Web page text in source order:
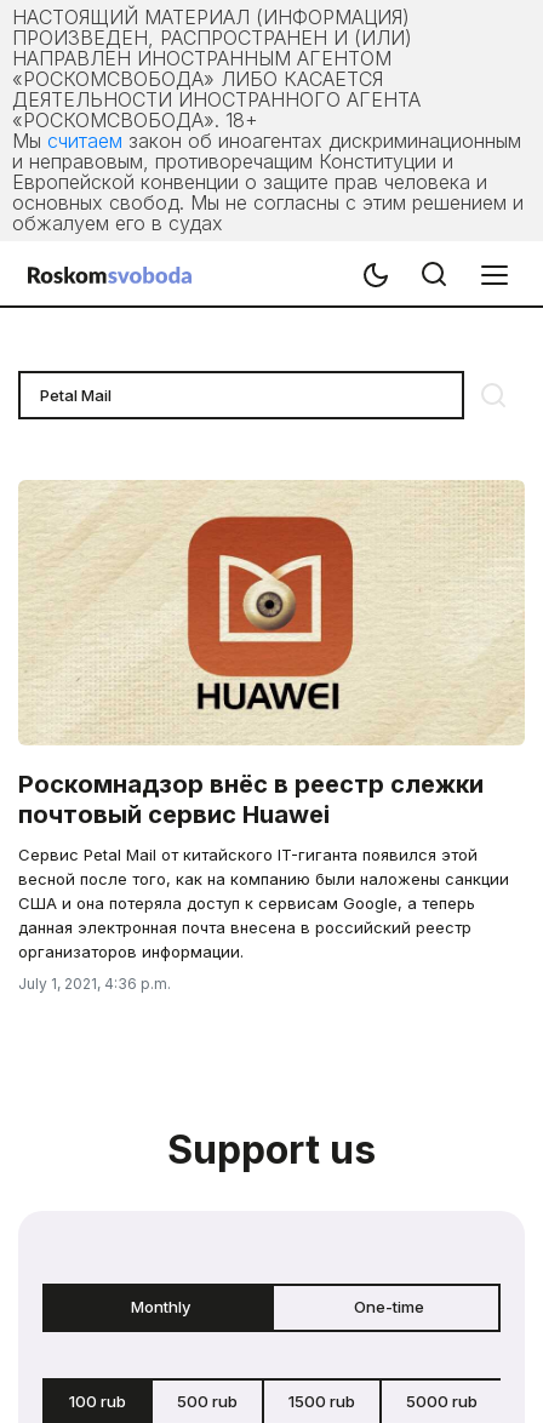
НАСТОЯЩИЙ МАТЕРИАЛ (ИНФОРМАЦИЯ)
ПРОИЗВЕДЕН, РАСПРОСТРАНЕН И (ИЛИ)
НАПРАВЛЕН ИНОСТРАННЫМ АГЕНТОМ
«РОСКОМСВОБОДА» ЛИБО КАСАЕТСЯ
ДЕЯТЕЛЬНОСТИ ИНОСТРАННОГО АГЕНТА
«РОСКОМСВОБОДА». 18+
Мы считаем закон об иноагентах дискриминационным
и неправовым, противоречащим Конституции и
Европейской конвенции о защите прав человека и
основных свобод. Мы не согласны с этим решением и
обжалуем его в судах
Роскомнадзор внёс в реестр слежки
почтовый сервис Huawei
Сервис Petal Mail от китайского IT-гиганта появился этой
весной после того, как на компанию были наложены санкции
США и она потеряла доступ к сервисам Google, а теперь
данная электронная почта внесена в российский реестр
организаторов информации.
July 1, 2021, 4:36 p.m.
Support us
Monthly One-time
100 rub 500 rub 1500 rub 5000 rub